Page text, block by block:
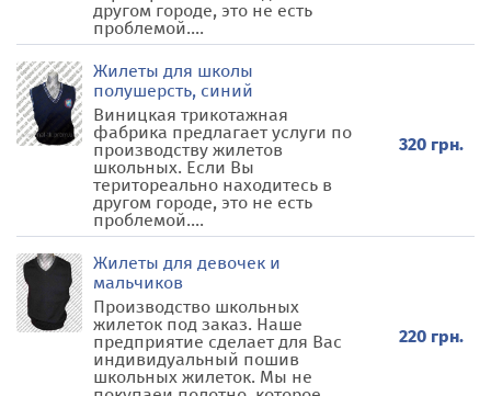
другом городе, это не есть
проблемой....
Жилеты для школы
полушерсть, синий
Виницкая трикотажная
фабрика предлагает услуги по
производству жилетов
школьных. Если Вы
територеально находитесь в
другом городе, это не есть
проблемой....
320 грн.
Жилеты для девочек и
мальчиков
Производство школьных
жилеток под заказ. Наше
предприятие сделает для Вас
индивидуальный пошив
школьных жилеток. Мы не
220 грн.